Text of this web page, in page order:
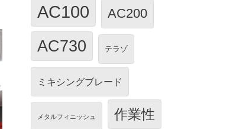
AC100 AC200
AC730 テラゾ
ミキシングブレード
メタルフィニッシュ 作業性